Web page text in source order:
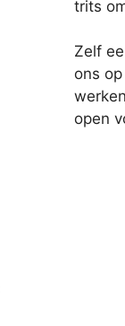
trits
Zelf
ons
open